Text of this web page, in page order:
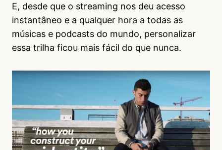
E, desde que o streaming nos deu acesso
instantâneo e a qualquer hora a todas as
músicas e podcasts do mundo, personalizar
essa trilha ficou mais fácil do que nunca.